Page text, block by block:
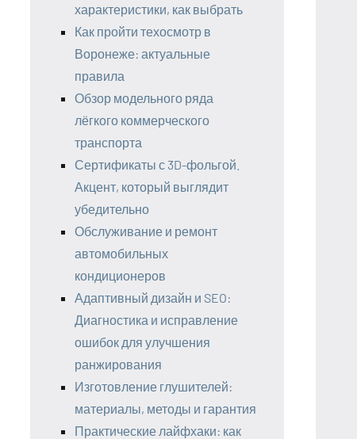
характеристики, как выбрать
Как пройти техосмотр в
Воронеже: актуальные
правила
Обзор модельного ряда
лёгкого коммерческого
транспорта
Сертификаты с 3D-фольгой.
Акцент, который выглядит
убедительно
Обслуживание и ремонт
автомобильных
кондиционеров
Адаптивный дизайн и SEO:
Диагностика и исправление
ошибок для улучшения
ранжирования
Изготовление глушителей:
материалы, методы и гарантия
Практические лайфхаки: как